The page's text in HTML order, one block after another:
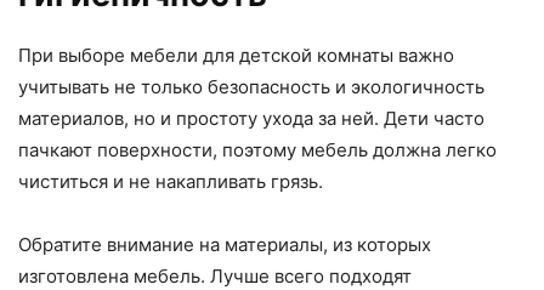
При выборе мебели для детской комнаты важно
учитывать не только безопасность и экологичность
материалов, но и простоту ухода за ней. Дети часто
пачкают поверхности, поэтому мебель должна легко
чиститься и не накапливать грязь.
Обратите внимание на материалы, из которых
изготовлена мебель. Лучше всего подходят